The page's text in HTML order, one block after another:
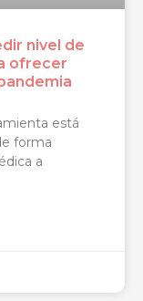
nivel de
ofrecer
está
forma
a